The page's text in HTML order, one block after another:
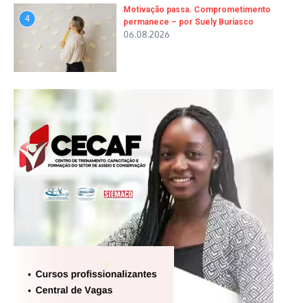
4
Motivação passa. Comprometimento
permanece – por Suely Buriasco
06.08.2026